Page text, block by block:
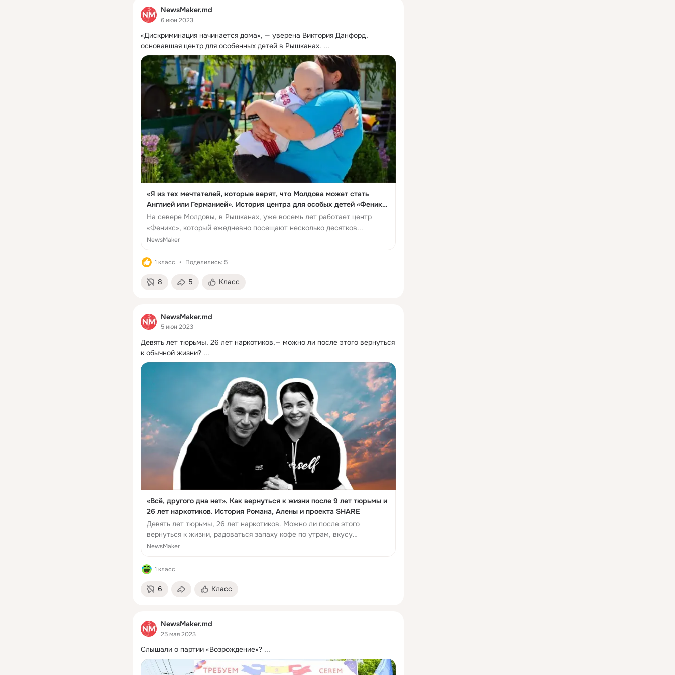
NewsMaker.md
6 июн 2023
«Дискриминация начинается дома», — уверена Виктория Данфорд,
основавшая центр для особенных детей в Рышканах. ...
«Я из тех мечтателей, которые верят, что Молдова может стать
Англией или Германией». История центра для особых детей «Феникс»
в Рышканах
На севере Молдовы, в Рышканах, уже восемь лет работает центр
«Феникс», который ежедневно посещают несколько десятков...
NewsMaker
1 класс Поделились: 5
8 5 Класс
NewsMaker.md
5 июн 2023
Девять лет тюрьмы, 26 лет наркотиков,— можно ли после этого вернуться
к обычной жизни? ...
«Всё, другого дна нет». Как вернуться к жизни после 9 лет тюрьмы и
26 лет наркотиков. История Романа, Алены и проекта SHARE
Девять лет тюрьмы, 26 лет наркотиков. Можно ли после этого
вернуться к жизни, радоваться запаху кофе по утрам, вкусу
мороженого, ...
NewsMaker
1 класс
6 Класс
NewsMaker.md
25 мая 2023
Слышали о партии «Возрождение»? ...